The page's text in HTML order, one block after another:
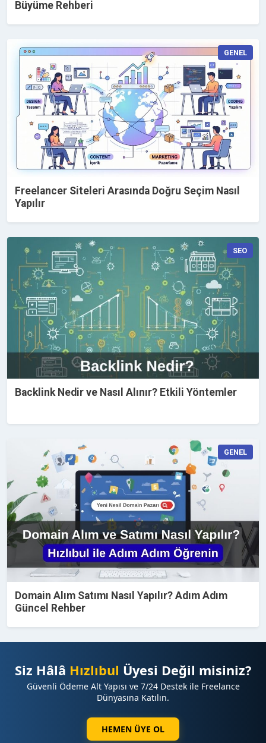
Büyüme Rehberi
GENEL
Freelancer Siteleri Arasında Doğru Seçim Nasıl
Yapılır
SEO
Backlink Nedir ve Nasıl Alınır? Etkili Yöntemler
GENEL
Domain Alım Satımı Nasıl Yapılır? Adım Adım
Güncel Rehber
Siz Hâlâ Hızlıbul Üyesi Değil misiniz?
Güvenli Ödeme Alt Yapısı ve 7/24 Destek ile Freelance
Dünyasına Katılın.
HEMEN ÜYE OL